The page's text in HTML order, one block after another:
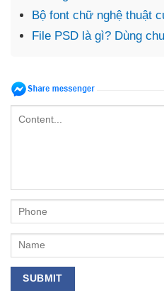
Bộ font chữ nghệ thuật
File PSD là gì? Dùng